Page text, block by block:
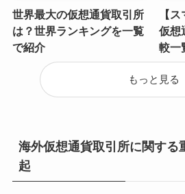
世界最大の仮想通貨取引所
は？世界ランキングを一覧
で紹介
【
仮想
較一
もっと見る
海外仮想通貨取引所に関する
起